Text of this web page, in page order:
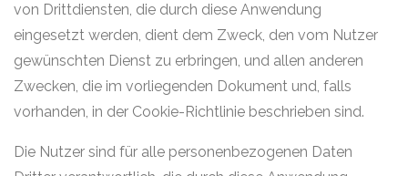
von Drittdiensten, die durch diese Anwendung
eingesetzt werden, dient dem Zweck, den vom Nutzer
gewünschten Dienst zu erbringen, und allen anderen
Zwecken, die im vorliegenden Dokument und, falls
vorhanden, in der Cookie-Richtlinie beschrieben sind.
Die Nutzer sind für alle personenbezogenen Daten